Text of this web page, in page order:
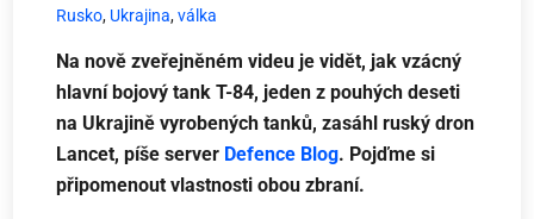
Rusko, Ukrajina,válka
Na nově zveřejněném videu je vidět, jak vzácný
hlavní bojový tank T-84, jeden z pouhých deseti
na Ukrajině vyrobených tanků, zasáhl ruský dron
Lancet, píše server Defence Blog. Pojďme si
připomenout vlastnosti obou zbraní.